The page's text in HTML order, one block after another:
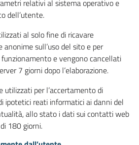
relativi al sistema operativo e
dell’utente.
al solo fine di ricavare
sull’uso del sito e per
e vengono cancellati
7 giorni dopo l’elaborazione.
utilizzati per l’accertamento di
ipotetici reati informatici ai danni del
allo stato i dati sui contatti web
180 giorni.